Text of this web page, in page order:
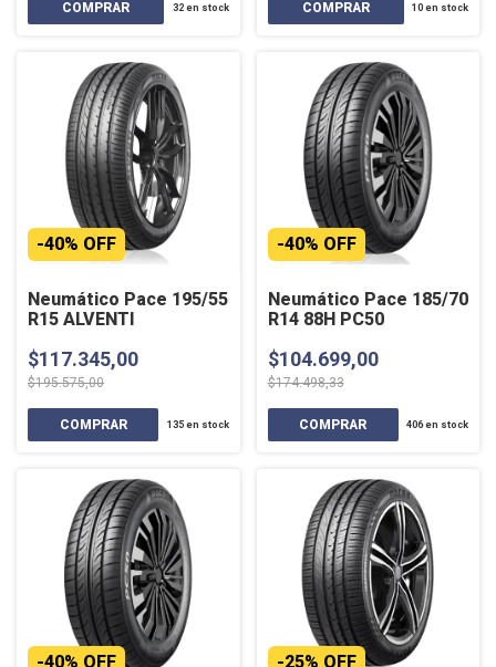
32en stock 10 en stock
Neumático Pace 195/55
R15 ALVENTI
-40% OFF
$117.345,00
$195.575,00
135en stock
Neumático Pace 185/70
R14 88H PC50
-40% OFF
$104.699,00
$174.498,33
406en stock
-40% OFF -25% OFF